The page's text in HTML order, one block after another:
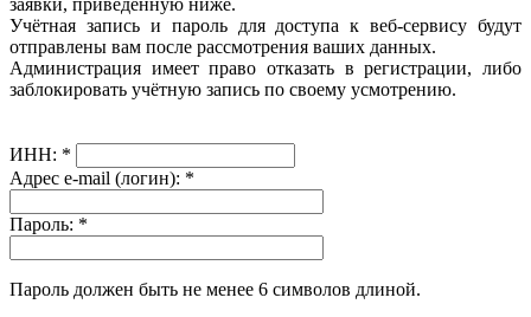
Учётная запись и пароль для доступа к веб-сервису будут
отправлены вам после рассмотрения ваших данных.
Администрация имеет право отказать в регистрации, либо
заблокировать учётную запись по своему усмотрению.
ИНН: *
Адрес e-mail (логин): *
Пароль: *
Пароль должен быть не менее 6 символов длиной.